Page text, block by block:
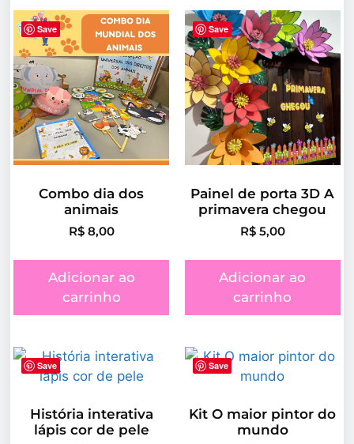
Save
Combo dia dos
animais
R$8,00
Adicionar ao
carrinho
Save
Painel de porta 3D A
primavera chegou
R$5,00
Adicionar ao
carrinho
Save
História interativa
lápis cor de pele
Save
Kit O maior pintor do
mundo